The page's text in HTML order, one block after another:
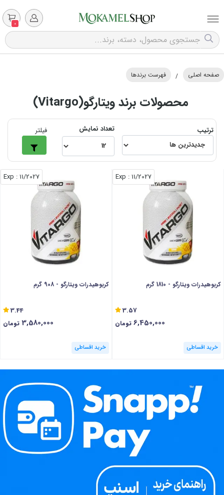
0
صفحه اصلی / فهرست برندها
محصولات برند ویتارگو(Vitargo)
ترتیب تعداد نمایش فیلتر
11/2027
: Exp
کربوهیدرات ویتارگو - 1810 گرم
3.57
6,450,000 تومان
خرید اقساطی
11/2027
: Exp
کربوهیدرات ویتارگو - 908 گرم
3.44
3,580,000 تومان
خرید اقساطی